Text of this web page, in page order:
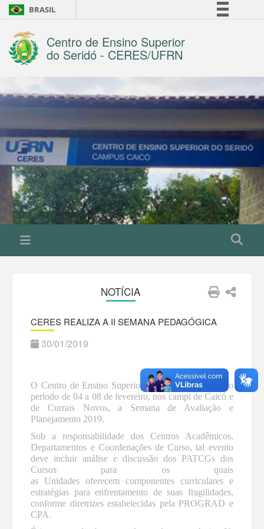
BRASIL
Comunica BR
Legislação
Centro de Ensino Superior
do Seridó - CERES/UFRN
NOTÍCIA
CERES REALIZA A II SEMANA PEDAGÓGICA
30/01/2019
O Centro de Ensino Superior do Seridó realizará, no
período de 04 a 08 de fevereiro, nos campi de Caicó e
de Currais Novos, a Semana de Avaliação e
Planejamento 2019.
Sob a responsabilidade dos Centros Acadêmicos,
Departamentos e Coordenações de Curso, tal evento
deve incluir análise e discussão dosPATCGsdos
Cursos para os quais
as Unidades oferecem componentes curriculares e
estratégias para enfrentamento de suas fragilidades,
conforme diretrizes estabelecidas pela PROGRAD e
CPA.